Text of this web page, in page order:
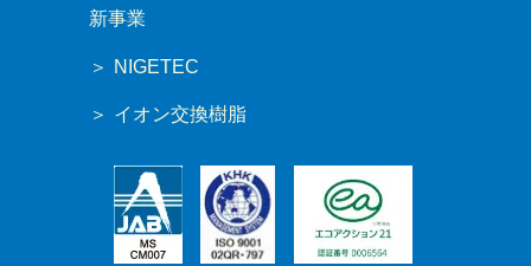
新事業
NIGETEC
イオン交換樹脂